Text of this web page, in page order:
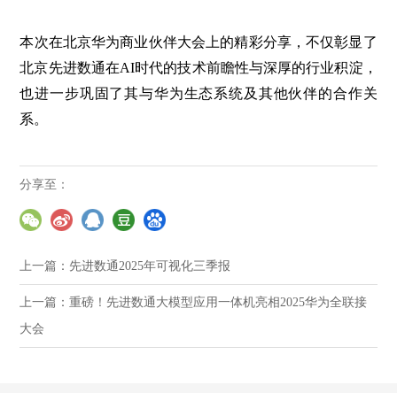
本次在北京华为商业伙伴大会上的精彩分享，不仅彰显了
北京先进数通在AI时代的技术前瞻性与深厚的行业积淀，
也进一步巩固了其与华为生态系统及其他伙伴的合作关
系。
分享至：
上一篇： 先进数通2025年可视化三季报
上一篇：重磅！先进数通大模型应用一体机亮相2025华为全联接
大会